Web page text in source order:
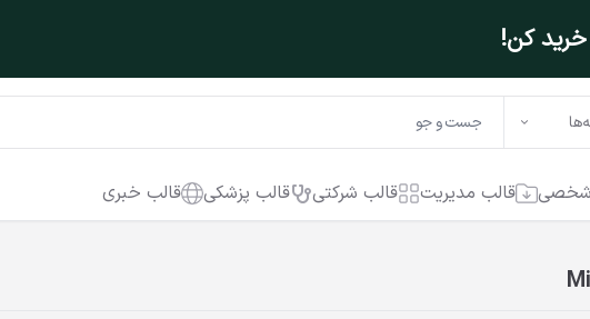
کن!
شخصی قالب مدیریت قالب شرکتی قالب پزشکی قالب خبری